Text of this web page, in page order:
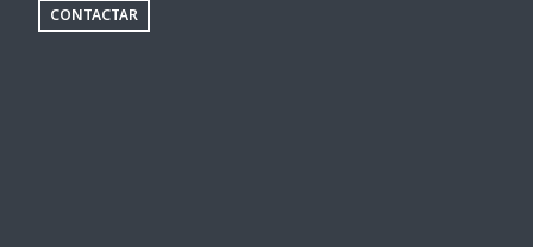
CONTACTAR